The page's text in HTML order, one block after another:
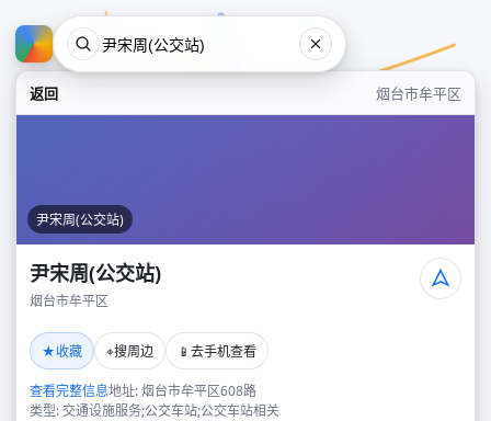
返回 烟台市牟平区
尹宋周(公交站)
尹宋周(公交站)
烟台市牟平区
★收藏 ⌖搜周边 📱 去手机查看
查看完整信息地址: 烟台市牟平区608路
类型: 交通设施服务;公交车站;公交车站相关